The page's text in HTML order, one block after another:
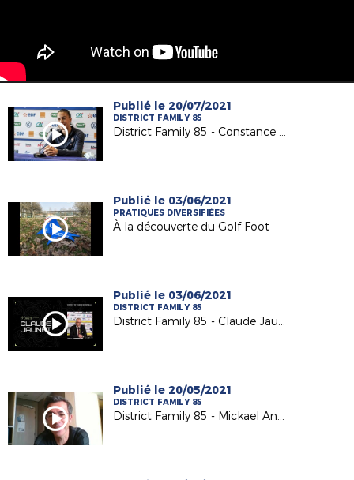
Publié le 20/07/2021
DISTRICT FAMILY 85
District Family 85 - Constance Picaud
Publié le 03/06/2021
PRATIQUES DIVERSIFIÉES
À la découverte du Golf Foot
Publié le 03/06/2021
DISTRICT FAMILY 85
District Family 85 - Claude Jaunet
Publié le 20/05/2021
DISTRICT FAMILY 85
District Family 85 - Mickael Annonier